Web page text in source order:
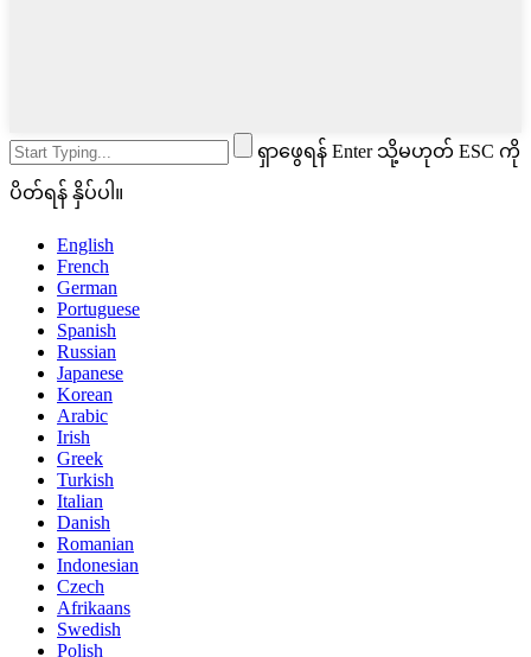
ရှာဖွေရန် Enter သို့မဟုတ် ESC ကို
ပိတ်ရန် နှိပ်ပါ။
English
French
German
Portuguese
Spanish
Russian
Japanese
Korean
Arabic
Irish
Greek
Turkish
Italian
Danish
Romanian
Indonesian
Czech
Afrikaans
Swedish
Polish